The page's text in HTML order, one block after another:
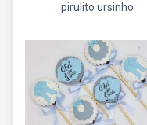
pirulito ursinho